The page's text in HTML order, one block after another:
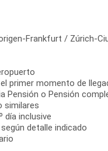
Frankfurt / Zúrich-
primer momento de
Pensión o Pensión
similares
día inclusive
detalle indicado